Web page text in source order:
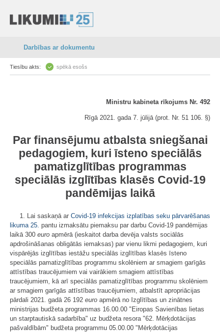
Darbības ar dokumentu
Tiesību akts: spēkā esošs
Ministru kabineta rīkojums Nr. 492
Rīgā 2021. gada 7. jūlijā (prot. Nr. 51 106. §)
Par finansējumu atbalsta sniegšanai
pedagogiem, kuri īsteno speciālās
pamatizglītības programmas
speciālās izglītības klasēs Covid-19
pandēmijas laikā
1. Lai saskaņā ar Covid-19 infekcijas izplatības seku pārvarēšanas
likuma 25. pantu izmaksātu piemaksu par darbu Covid-19 pandēmijas
laikā 300 euro apmērā (ieskaitot darba devēja valsts sociālās
apdrošināšanas obligātās iemaksas) par vienu likmi pedagogiem, kuri
vispārējās izglītības iestāžu speciālās izglītības klasēs īsteno
speciālās pamatizglītības programmu skolēniem ar smagiem garīgās
attīstības traucējumiem vai vairākiem smagiem attīstības
traucējumiem, kā arī speciālās pamatizglītības programmu skolēniem
ar smagiem garīgās attīstības traucējumiem, atbalstīt apropriācijas
pārdali 2021. gadā 26 192 euro apmērā no Izglītības un zinātnes
ministrijas budžeta programmas 16.00.00 "Eiropas Savienības lietas
un starptautiskā sadarbība" uz budžeta resora "62. Mērķdotācijas
pašvaldībām" budžeta programmu 05.00.00 "Mērķdotācijas